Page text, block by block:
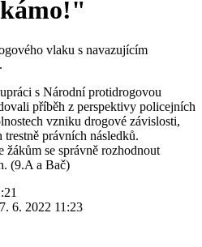
vlaku s navazujícím
s Národní protidrogovou
příběh z perspektivy policejních
vzniku drogové závislosti,
právních následků.
žákům se správně rozhodnout
(9.A a Bač)
6. 2022 11:23